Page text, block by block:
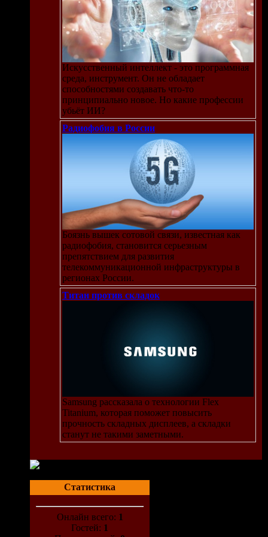
Искусственный интеллект - это программная
среда, инструмент. Он не обладает
способностями создавать что-то
принципиально новое. Но какие профессии
убьёт ИИ?
Радиофобия в России
Боязнь вышек сотовой связи, известная как
радиофобия, становится серьезным
препятствием для развития
телекоммуникационной инфраструктуры в
регионах России.
Титан против складок
Samsung рассказала о технологии Flex
Titanium, которая поможет повысить
прочность складных дисплеев, а складки
станут не такими заметными.
Статистика
Онлайн всего: 1
Гостей: 1